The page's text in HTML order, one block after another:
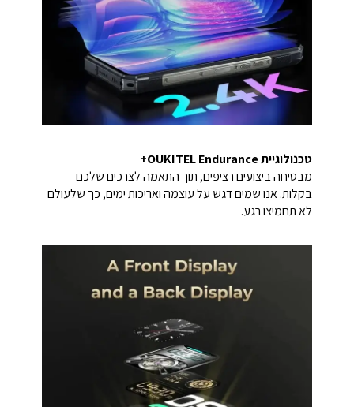
טכנולוגיית OUKITEL Endurance+
מבטיחה ביצועים רציפים, תוך התאמה לצרכים שלכם
בקלות. אנו שמים דגש על עוצמה ואריכות ימים, כך שלעולם
לא תחמיצו רגע.